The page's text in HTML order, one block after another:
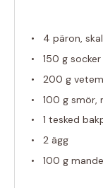
4 päron,
150 g socker
200 g
100 g smör,
1 tesked
2 ägg
100 g